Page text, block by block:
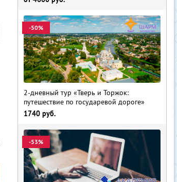
-50%
2-дневный тур «Тверь и Торжок:
путешествие по государевой дороге»
1740 руб.
-53%